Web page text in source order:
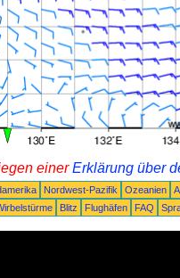
einerErklärung über
Nordwest-Pazifik Ozeanien
Blitz Flughäfen FAQ